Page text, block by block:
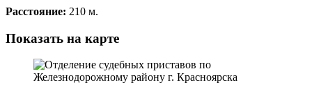
Расстояние: 210 м.
Показать на карте